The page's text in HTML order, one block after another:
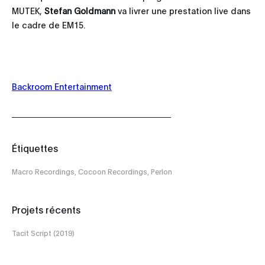
MUTEK, Stefan Goldmann va livrer une prestation live dans
le cadre de EM15.
Backroom Entertainment
Étiquettes
Macro Recordings, Cocoon Recordings, Perlon
Projets récents
Tacit Script (2019)